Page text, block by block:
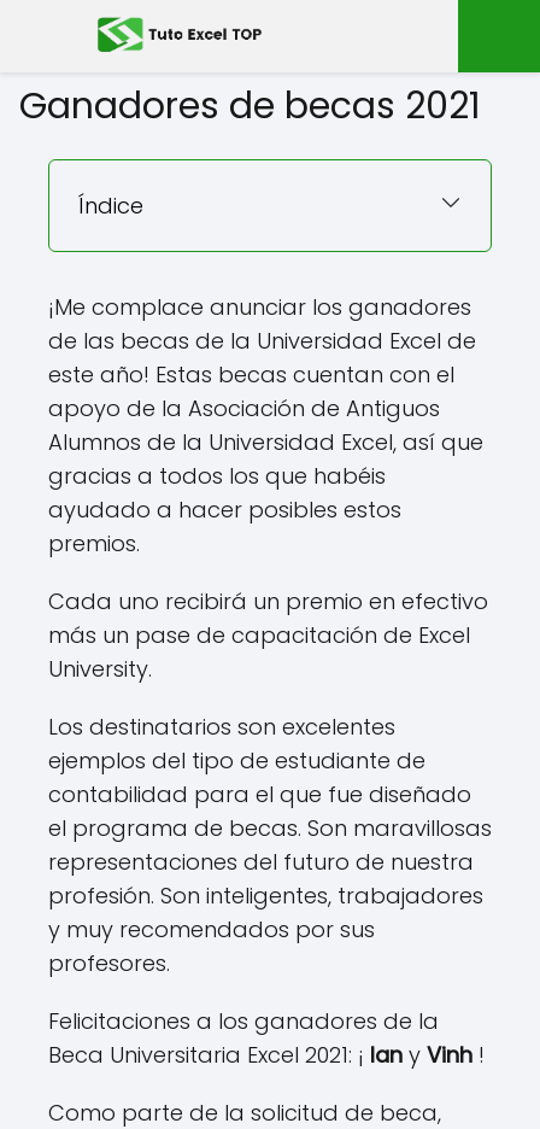
Ganadores de becas 2021
Índice
¡Me complace anunciar los ganadores
de las becas de la Universidad Excel de
este año! Estas becas cuentan con el
apoyo de la Asociación de Antiguos
Alumnos de la Universidad Excel, así que
gracias a todos los que habéis
ayudado a hacer posibles estos
premios.
Cada uno recibirá un premio en efectivo
más un pase de capacitación de Excel
University.
Los destinatarios son excelentes
ejemplos del tipo de estudiante de
contabilidad para el que fue diseñado
el programa de becas. Son maravillosas
representaciones del futuro de nuestra
profesión. Son inteligentes, trabajadores
y muy recomendados por sus
profesores.
Felicitaciones a los ganadores de la
Beca Universitaria Excel 2021: ¡ Ian y Vinh !
Como parte de la solicitud de beca,